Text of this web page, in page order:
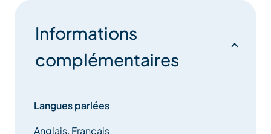
Informations
complémentaires
Langues parlées
Anglais, Français